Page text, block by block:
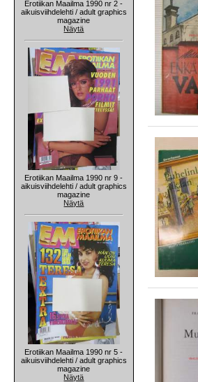
Erotiikan Maailma 1990 nr 2 -
aikuisviihdelehti / adult graphics
magazine
Näytä
Erotiikan Maailma 1990 nr 9 -
aikuisviihdelehti / adult graphics
magazine
Näytä
Erotiikan Maailma 1990 nr 5 -
aikuisviihdelehti / adult graphics
magazine
Näytä